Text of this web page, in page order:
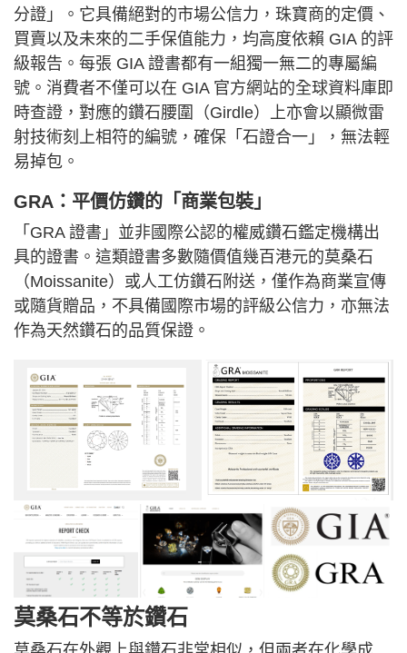
分證」。它具備絕對的市場公信力，珠寶商的定價、
買賣以及未來的二手保值能力，均高度依賴 GIA 的評
級報告。每張 GIA 證書都有一組獨一無二的專屬編
號。消費者不僅可以在 GIA 官方網站的全球資料庫即
時查證，對應的鑽石腰圍（Girdle）上亦會以顯微雷
射技術刻上相符的編號，確保「石證合一」，無法輕
易掉包。
GRA：平價仿鑽的「商業包裝」
「GRA 證書」並非國際公認的權威鑽石鑑定機構出
具的證書。這類證書多數隨價值幾百港元的莫桑石
（Moissanite）或人工仿鑽石附送，僅作為商業宣傳
或隨貨贈品，不具備國際市場的評級公信力，亦無法
作為天然鑽石的品質保證。
莫桑石不等於鑽石